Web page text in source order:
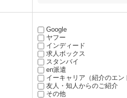
Google
ヤフー
インディード
求人ボックス
スタンバイ
en派遣
イーキャリア（紹介のエン
友人・知人からのご紹介
その他